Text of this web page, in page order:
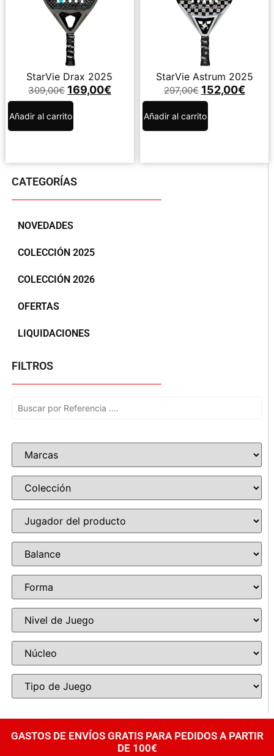
CATEGORÍAS
NOVEDADES
COLECCIÓN 2025
COLECCIÓN 2026
OFERTAS
LIQUIDACIONES
FILTROS
StarVie Drax 2025
309,00€ 169,00€
Añadir al carrito
StarVie Astrum 2025
297,00€ 152,00€
Añadir al carrito
GASTOS DE ENVÍOS GRATIS PARA PEDIDOS A PARTIR
DE 100€